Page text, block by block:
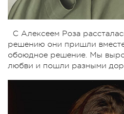
С Алексеем Роза
решению они пришли
обоюдное решение. Мы
любви и пошли разными